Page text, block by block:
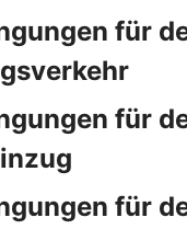
für
für
für